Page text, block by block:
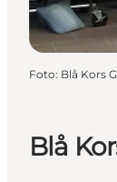
Blå
Foto: Blå Kors